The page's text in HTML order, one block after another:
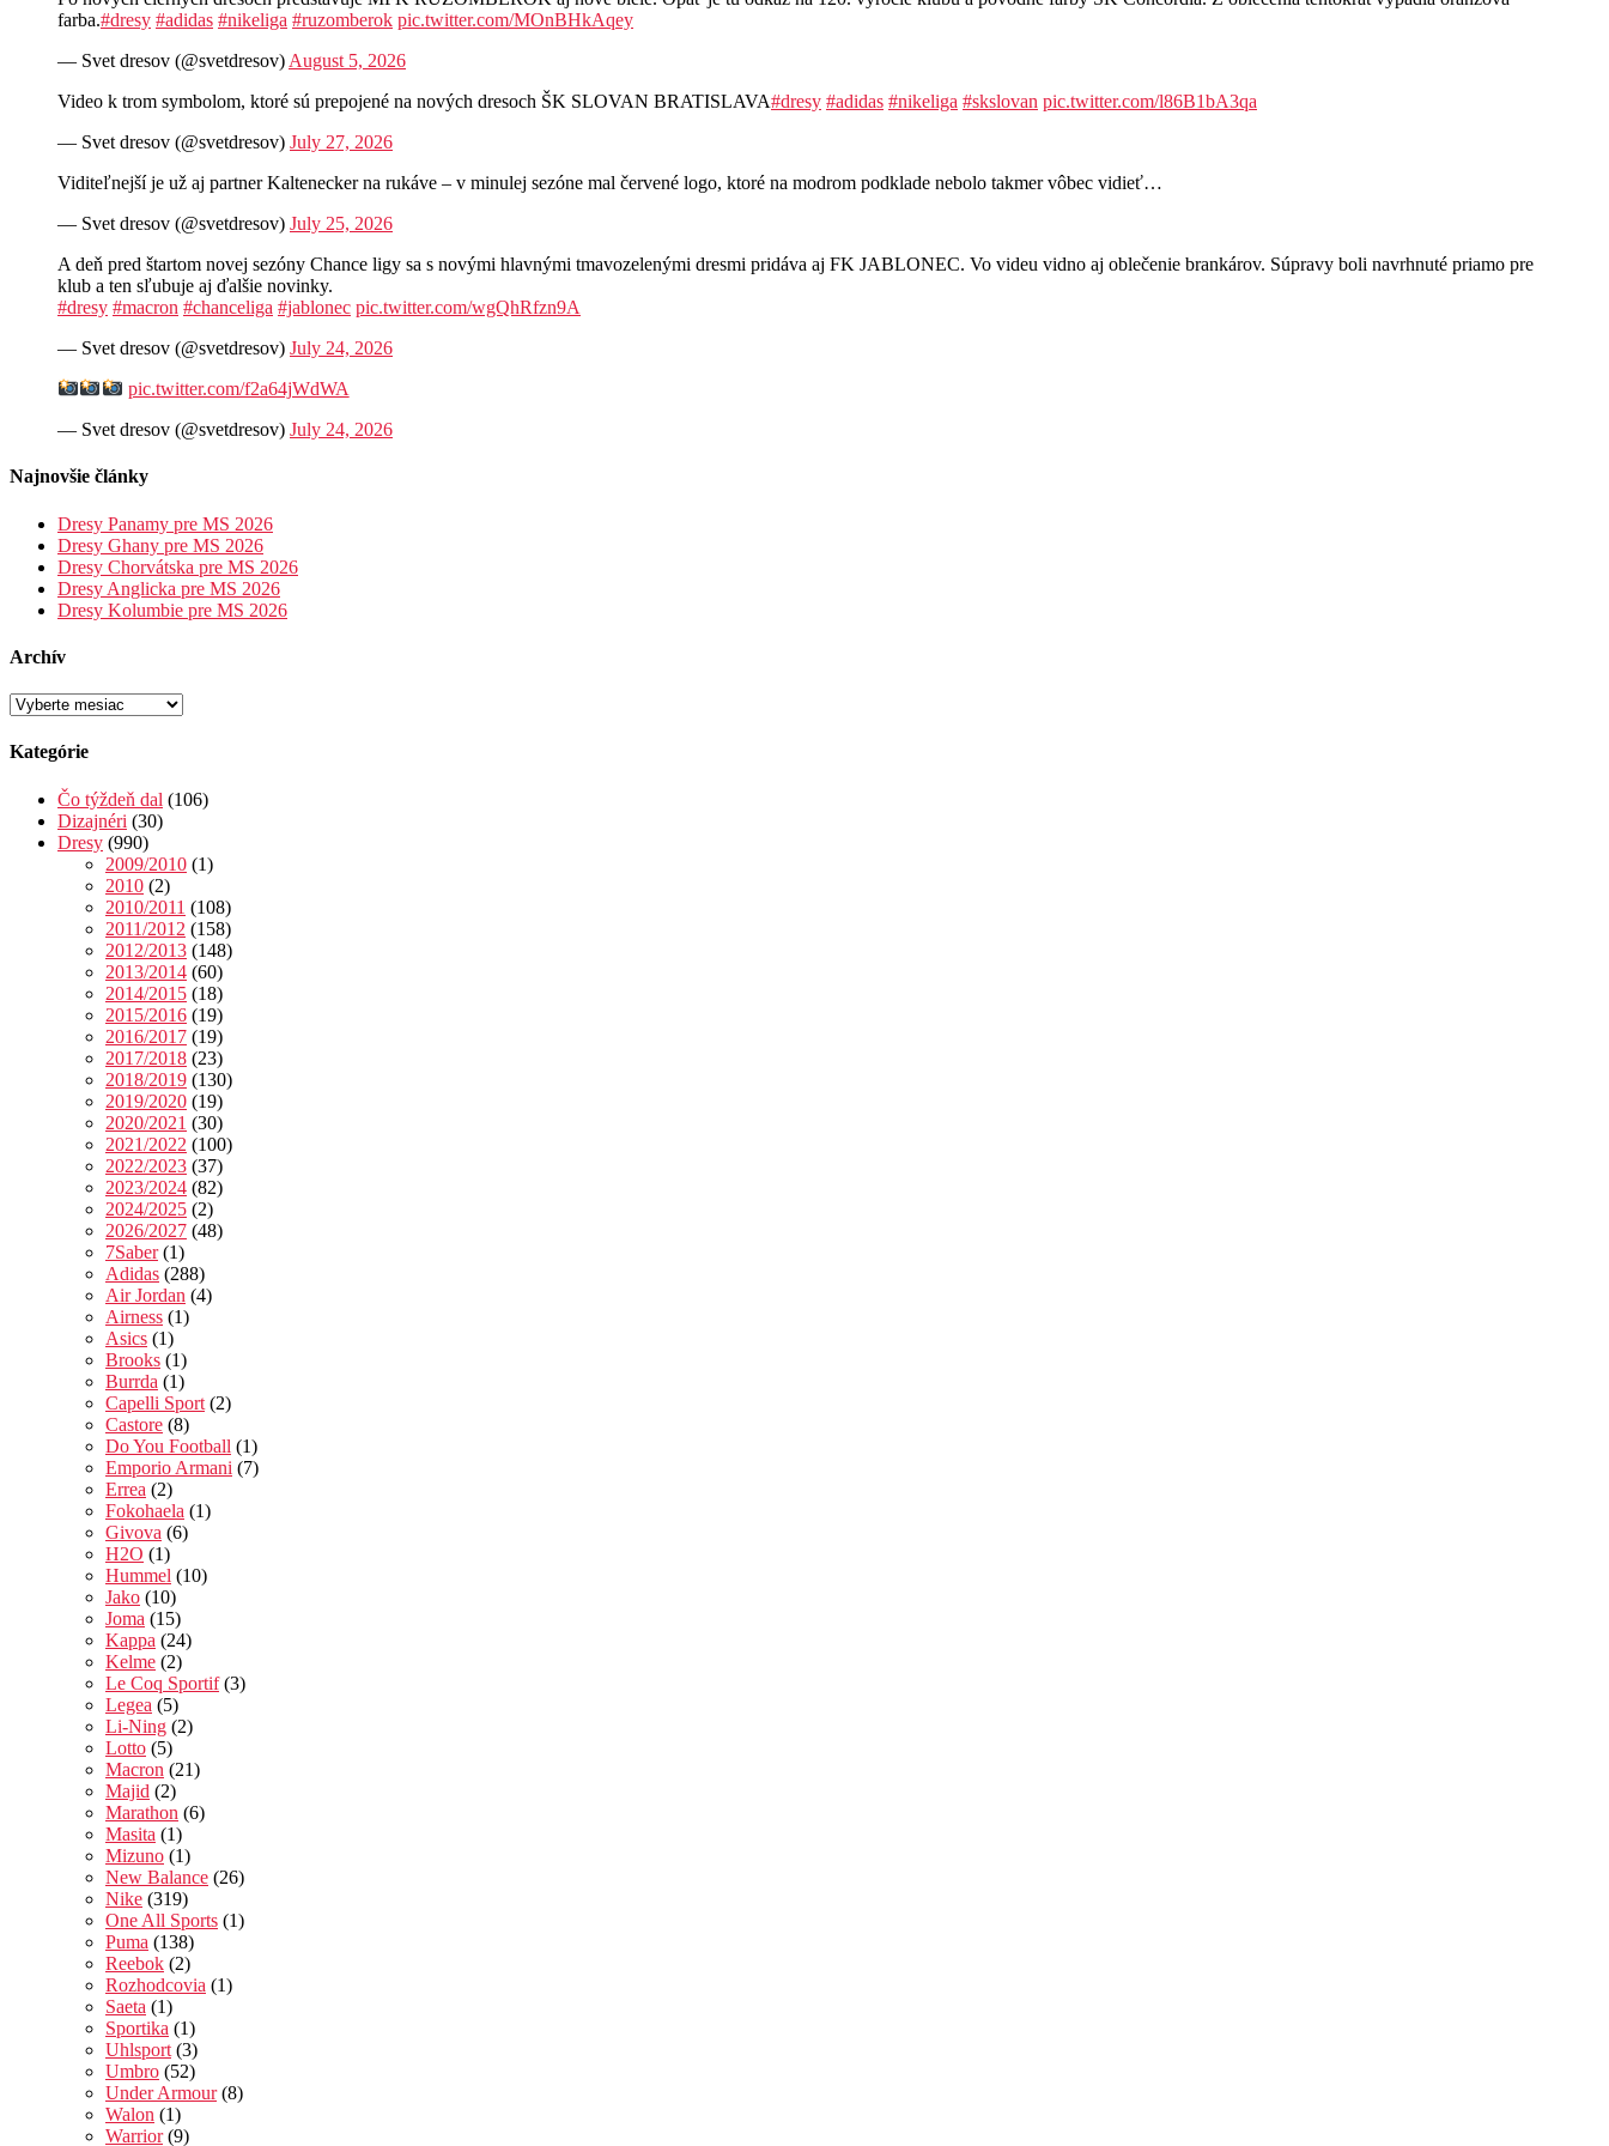
farba.#dresy #adidas #nikeliga #ruzomberok pic.twitter.com/MOnBHkAqey
— Svet dresov (@svetdresov) August 5, 2026
Video k trom symbolom, ktoré sú prepojené na nových dresoch ŠK SLOVAN BRATISLAVA#dresy #adidas #nikeliga #skslovan pic.twitter.com/l86B1bA3qa
— Svet dresov (@svetdresov) July 27, 2026
Viditeľnejší je už aj partner Kaltenecker na rukáve – v minulej sezóne mal červené logo, ktoré na modrom podklade nebolo takmer vôbec vidieť…
— Svet dresov (@svetdresov) July 25, 2026
A deň pred štartom novej sezóny Chance ligy sa s novými hlavnými tmavozelenými dresmi pridáva aj FK JABLONEC. Vo videu vidno aj oblečenie brankárov. Súpravy boli navrhnuté priamo pre
klub a ten sľubuje aj ďalšie novinky.
#dresy #macron #chanceliga #jablonec pic.twitter.com/wgQhRfzn9A
— Svet dresov (@svetdresov) July 24, 2026
pic.twitter.com/f2a64jWdWA
— Svet dresov (@svetdresov) July 24, 2026
Najnovšie články
Dresy Panamy pre MS 2026
Dresy Ghany pre MS 2026
Dresy Chorvátska pre MS 2026
Dresy Anglicka pre MS 2026
Dresy Kolumbie pre MS 2026
Archív
Archív
Kategórie
Čo týždeň dal (106)
Dizajnéri (30)
Dresy (990)
2009/2010 (1)
2010 (2)
2010/2011 (108)
2011/2012 (158)
2012/2013 (148)
2013/2014 (60)
2014/2015 (18)
2015/2016 (19)
2016/2017 (19)
2017/2018 (23)
2018/2019 (130)
2019/2020 (19)
2020/2021 (30)
2021/2022 (100)
2022/2023 (37)
2023/2024 (82)
2024/2025 (2)
2026/2027 (48)
7Saber(1)
Adidas (288)
Air Jordan (4)
Airness (1)
Asics (1)
Brooks (1)
Burrda (1)
Capelli Sport (2)
Castore (8)
Do You Football (1)
Emporio Armani (7)
Errea (2)
Fokohaela (1)
Givova (6)
H2O (1)
Hummel (10)
Jako (10)
Joma (15)
Kappa (24)
Kelme (2)
Le Coq Sportif(3)
Legea (5)
Li-Ning (2)
Lotto (5)
Macron (21)
Majid (2)
Marathon (6)
Masita (1)
Mizuno (1)
New Balance (26)
Nike (319)
One All Sports (1)
Puma (138)
Reebok (2)
Rozhodcovia (1)
Saeta (1)
Sportika (1)
Uhlsport (3)
Umbro (52)
Under Armour(8)
Walon (1)
Warrior(9)